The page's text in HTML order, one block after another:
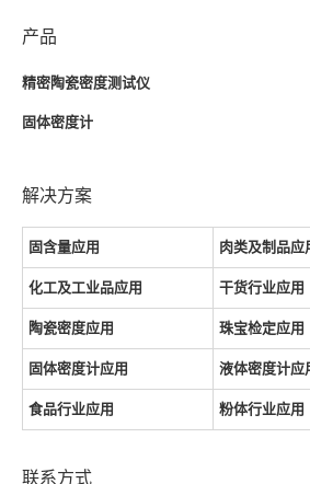
产品
精密陶瓷密度测试仪
固体密度计
解决方案
固含量应用 肉类及制品应
化工及工业品应用 干货行业应用
陶瓷密度应用 珠宝检定应用
固体密度计应用 液体密度计应
食品行业应用 粉体行业应用
联系方式